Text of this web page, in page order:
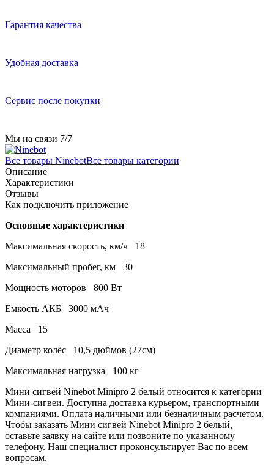
Гарантия качества
Удобная доставка
Сервис после покупки
Мы на связи 7/7
Все товары NinebotВсе товары категории
Описание
Характеристики
Отзывы
Как подключить приложение
Основные характеристики
Максимальная скорость, км/ч 18
Максимальный пробег, км 30
Мощность моторов 800 Вт
Емкость АКБ 3000 мАч
Масса 15
Диаметр колёс 10,5 дюймов (27см)
Максимальная нагрузка 100 кг
Мини сигвей Ninebot Minipro 2 белый относится к категории
Мини-сигвеи. Доступна доставка курьером, транспортными
компаниями. Оплата наличными или безналичным расчетом.
Чтобы заказать Мини сигвей Ninebot Minipro 2 белый,
оставьте заявку на сайте или позвоните по указанному
телефону. Наш специалист проконсультирует Вас по всем
вопросам.